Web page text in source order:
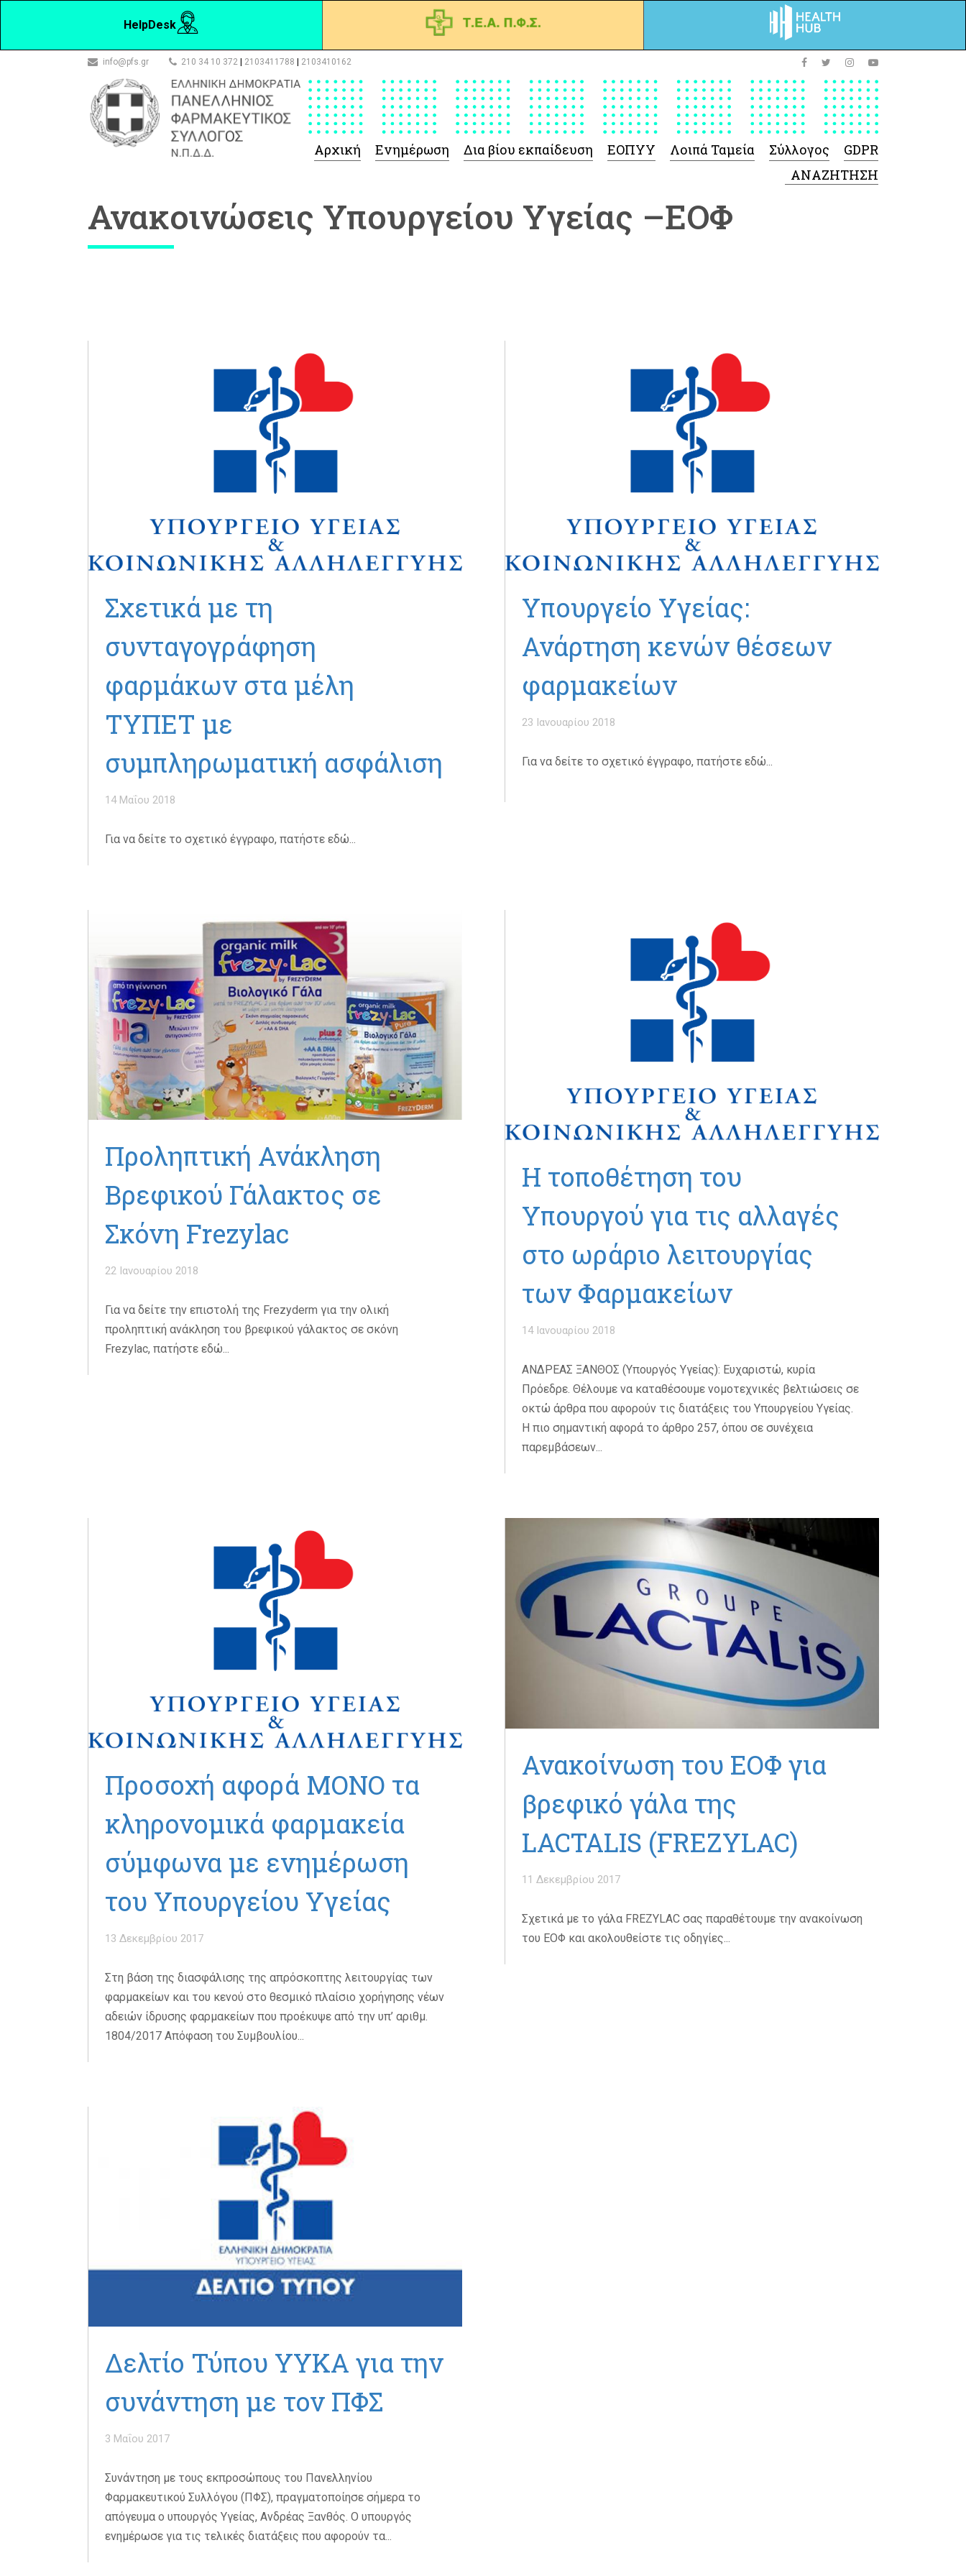
HelpDesk
info@pfs.gr 210 34 10 372 2103411788 2103410162
Αρχική Ενημέρωση Δια βίου εκπαίδευση ΕΟΠΥΥ
 Φαρμάκων
Διατροφής
-Σύμβαση Υγειονομικού Υλικού
Λοιπά Ταμεία Σύλλογος GDPR
Ανακοινώσεις Υπουργείου Υγείας –ΕΟΦ
Σχετικά με τη
συνταγογράφηση
φαρμάκων στα μέλη
ΤΥΠΕΤ με
συμπληρωματική ασφάλιση
14 Μαΐου 2018
Για να δείτε το σχετικό έγγραφο, πατήστε εδώ...
Υπουργείο Υγείας:
Ανάρτηση κενών θέσεων
φαρμακείων
23 Ιανουαρίου 2018
Για να δείτε το σχετικό έγγραφο, πατήστε εδώ...
Προληπτική Ανάκληση
Βρεφικού Γάλακτος σε
Σκόνη Frezylac
22 Ιανουαρίου 2018
Για να δείτε την επιστολή της Frezyderm για την ολική
προληπτική ανάκληση του βρεφικού γάλακτος σε σκόνη
Frezylac, πατήστε εδώ...
Η τοποθέτηση του
Υπουργού για τις αλλαγές
στο ωράριο λειτουργίας
των Φαρμακείων
14 Ιανουαρίου 2018
ΑΝΔΡΕΑΣ ΞΑΝΘΟΣ (Υπουργός Υγείας): Ευχαριστώ, κυρία
Πρόεδρε. Θέλουμε να καταθέσουμε νομοτεχνικές βελτιώσεις σε
οκτώ άρθρα που αφορούν τις διατάξεις του Υπουργείου Υγείας.
Η πιο σημαντική αφορά το άρθρο 257, όπου σε συνέχεια
παρεμβάσεων...
Προσοχή αφορά ΜΟΝΟ τα
κληρονομικά φαρμακεία
σύμφωνα με ενημέρωση
του Υπουργείου Υγείας
13 Δεκεμβρίου 2017
Στη βάση της διασφάλισης της απρόσκοπτης λειτουργίας των
φαρμακείων και του κενού στο θεσμικό πλαίσιο χορήγησης νέων
αδειών ίδρυσης φαρμακείων που προέκυψε από την υπ’ αριθμ.
1804/2017 Απόφαση του Συμβουλίου...
Ανακοίνωση του ΕΟΦ για
βρεφικό γάλα της
LACTALIS (FREZYLAC)
11 Δεκεμβρίου 2017
Σχετικά με το γάλα FREZYLAC σας παραθέτουμε την ανακοίνωση
του ΕΟΦ και ακολουθείστε τις οδηγίες...
Δελτίο Τύπου ΥΥΚΑ για την
συνάντηση με τον ΠΦΣ
3 Μαΐου 2017
Συνάντηση με τους εκπροσώπους του Πανελληνίου
Φαρμακευτικού Συλλόγου (ΠΦΣ), πραγματοποίησε σήμερα το
απόγευμα ο υπουργός Υγείας, Ανδρέας Ξανθός. Ο υπουργός
ενημέρωσε για τις τελικές διατάξεις που αφορούν τα...